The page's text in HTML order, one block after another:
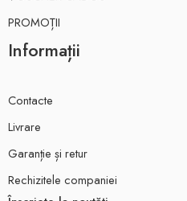
PROMOȚII
Informații
Contacte
Livrare
Garanție și retur
Rechizitele companiei